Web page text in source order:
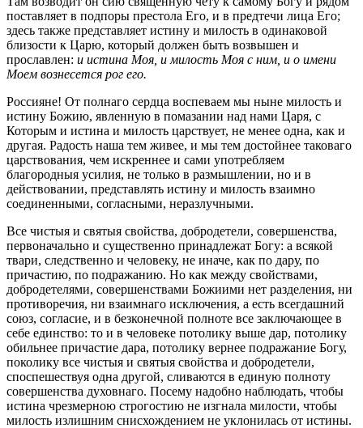
поставляет в подпоры престола Его, и в предтечи лица Его;
здесь также представляет истину и милость в одинаковой
близости к Царю, который должен быть возвышен и
прославлен: и истина Моя, и милость Моя с ним, и о имени
Моем вознесется рог его.
Россияне! От полнаго сердца воспеваем мы ныне милость и
истину Божию, явленную в помазании над нами Царя, с
Которым и истина и милость царствует, не менее одна, как и
другая. Радость наша тем живее, и мы тем достойнее таковаго
царствования, чем искреннее и сами употребляем
благородныя усилия, не только в размышлении, но и в
действовании, представлять истину и милость взаимно
соединенными, согласными, неразлучными.
Все чистыя и святыя свойства, добродетели, совершенства,
первоначально и существенно принадлежат Богу: а всякой
твари, следственно и человеку, не иначе, как по дару, по
причастию, по подражанию. Но как между свойствами,
добродетелями, совершенствами Божиими нет разделения, ни
противоречия, ни взаимнаго исключения, а есть всегдашний
союз, согласие, и в безконечной полноте все заключающее в
себе единство: то и в человеке потолику выше дар, потолику
обильнее причастие дара, потолику вернее подражание Богу,
поколику все чистыя и святыя свойства и добродетели,
споспешествуя одна другой, сливаются в единую полноту
совершенства духовнаго. Посему надобно наблюдать, чтобы
истина чрезмерною строгостию не изгнала милости, чтобы
милость излишним снисхождением не уклонилась от истины.